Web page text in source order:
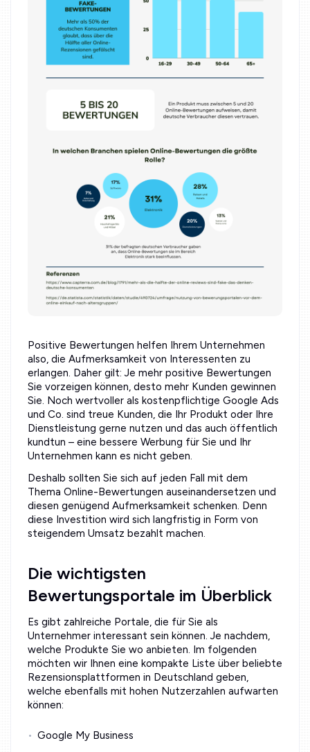
Positive Bewertungen helfen Ihrem Unternehmen
also, die Aufmerksamkeit von Interessenten zu
erlangen. Daher gilt: Je mehr positive Bewertungen
Sie vorzeigen können, desto mehr Kunden gewinnen
Sie. Noch wertvoller als kostenpflichtige Google Ads
und Co. sind treue Kunden, die Ihr Produkt oder Ihre
Dienstleistung gerne nutzen und das auch öffentlich
kundtun – eine bessere Werbung für Sie und Ihr
Unternehmen kann es nicht geben.
Deshalb sollten Sie sich auf jeden Fall mit dem
Thema Online-Bewertungen auseinandersetzen und
diesen genügend Aufmerksamkeit schenken. Denn
diese Investition wird sich langfristig in Form von
steigendem Umsatz bezahlt machen.
Die wichtigsten
Bewertungsportale im Überblick
Es gibt zahlreiche Portale, die für Sie als
Unternehmer interessant sein können. Je nachdem,
welche Produkte Sie wo anbieten. Im folgenden
möchten wir Ihnen eine kompakte Liste über beliebte
Rezensionsplattformen in Deutschland geben,
welche ebenfalls mit hohen Nutzerzahlen aufwarten
können:
Google My Business